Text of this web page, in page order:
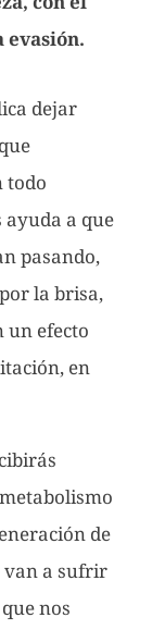
evasión.
dejar
todo
a que
pasando,
la brisa,
un efecto
en
de
a sufrir
nos